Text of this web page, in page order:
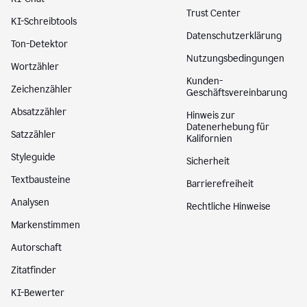
KI-Schreibtools
Ton-Detektor
Wortzähler
Zeichenzähler
Absatzzähler
Satzzähler
Styleguide
Textbausteine
Analysen
Markenstimmen
Autorschaft
Zitatfinder
KI-Bewerter
Trust Center
Datenschutzerklärung
Nutzungsbedingungen
Kunden-
Geschäftsvereinbarung
Hinweis zur
Datenerhebung für
Kalifornien
Sicherheit
Barrierefreiheit
Rechtliche Hinweise